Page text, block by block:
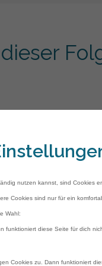
-
IM BUSINESS
STIMME -
AUFTRITT MIT ALEX
ÜBER
(negatives)
haben
einmal bereist
was sie nicht sind
nutzen kannst, sind Cookies
Cookies sind nur für ein
Wahl:
funktioniert diese Seite für dich
Cookies zu. Dann funktioniert